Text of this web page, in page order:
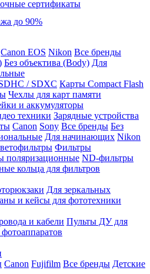
сертификаты
до 90%
Canon EOS Nikon Все бренды
Без объектива (Body) Для
/ SDXC Карты Compact Flash
Чехлы для карт памяти
и аккумуляторы
техники Зарядные устройства
Canon Sony Все бренды Без
Для начинающих Nikon
Фильтры
поляризационные ND-фильтры
кольца для фильтров
Для зеркальных
и кейсы для фототехники
и кабели Пульты ДУ для
Canon Fujifilm Все бренды Детские